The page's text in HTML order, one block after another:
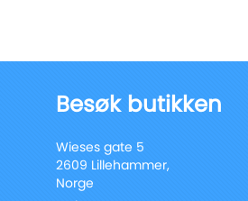
Besøk butikken
Wieses gate 5
2609 Lillehammer,
Norge